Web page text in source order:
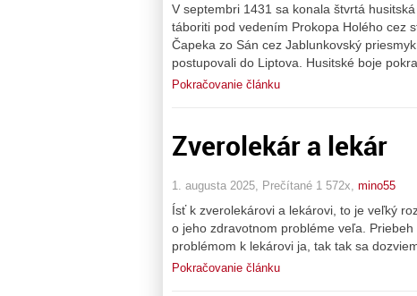
V septembri 1431 sa konala štvrtá
táboriti pod vedením Prokopa Holého cez
Čapeka zo Sán cez Jablunkovský
postupovali do Liptova. Husitské boje
Pokračovanie článku
Zverolekár a lekár
1. augusta 2025, Prečítané 1 572x, mino55
Ísť k zverolekárovi a lekárovi, to je veľký
o jeho zdravotnom probléme veľa.
problémom k lekárovi ja, tak tak sa
Pokračovanie článku